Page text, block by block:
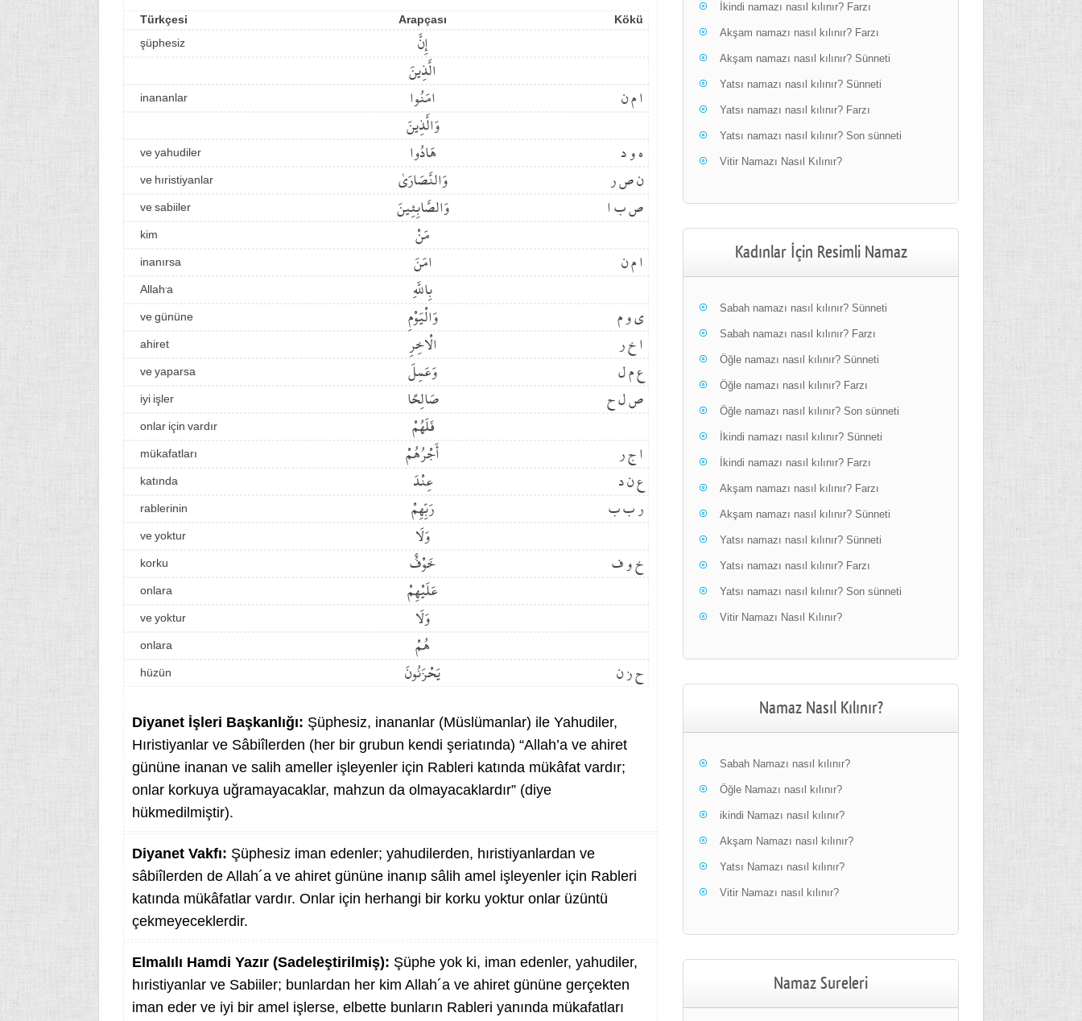
Türkçesi Kökü
Arapçası
şüphesiz
إِنَّ
الَّذِينَ
inananlar ا م ن
امَنُوا
وَالَّذِينَ
ve yahudiler ه و د هَادُوا
ve hıristiyanlar ن ص ر وَالنَّصَارَىٰ
ve sabiiler ص ب ا وَالصَّابِئِينَ
kim مَنْ
inanırsa ا م ن امَنَ
Allah’a بِاللَّهِ
ve gününe ي و م وَالْيَوْمِ
ahiret ا خ ر الْاخِرِ
ve yaparsa ع م ل وَعَمِلَ
iyi işler ص ل ح صَالِحًا
onlar için vardır فَلَهُمْ
mükafatları ا ج ر أَجْرُهُمْ
katında ع ن د عِنْدَ
rablerinin ر ب ب رَبِّهِمْ
ve yoktur وَلَا
korku خ و ف خَوْفٌ
onlara عَلَيْهِمْ
ve yoktur وَلَا
onlara هُمْ
hüzün ح ز ن يَحْزَنُونَ
Diyanet İşleri Başkanlığı: Şüphesiz, inananlar (Müslümanlar) ile Yahudiler,
Hıristiyanlar ve Sâbiîlerden (her bir grubun kendi şeriatında) “Allah’a ve ahiret
gününe inanan ve salih ameller işleyenler için Rableri katında mükâfat vardır;
onlar korkuya uğramayacaklar, mahzun da olmayacaklardır” (diye
hükmedilmiştir).
Diyanet Vakfı: Şüphesiz iman edenler; yahudilerden, hıristiyanlardan ve
sâbiîlerden de Allah´a ve ahiret gününe inanıp sâlih amel işleyenler için Rableri
katında mükâfatlar vardır. Onlar için herhangi bir korku yoktur onlar üzüntü
çekmeyeceklerdir.
Elmalılı Hamdi Yazır (Sadeleştirilmiş): Şüphe yok ki, iman edenler, yahudiler,
hıristiyanlar ve Sabiiler; bunlardan her kim Allah´a ve ahiret gününe gerçekten
iman eder ve iyi bir amel işlerse, elbette bunların Rableri yanında mükafatları
İkindi namazı nasıl kılınır? Farzı
Akşam namazı nasıl kılınır? Farzı
Akşam namazı nasıl kılınır? Sünneti
Yatsı namazı nasıl kılınır? Sünneti
Yatsı namazı nasıl kılınır? Farzı
Yatsı namazı nasıl kılınır? Son sünneti
Vitir Namazı Nasıl Kılınır?
Kadınlar İçin Resimli Namaz
Sabah namazı nasıl kılınır? Sünneti
Sabah namazı nasıl kılınır? Farzı
Öğle namazı nasıl kılınır? Sünneti
Öğle namazı nasıl kılınır? Farzı
Öğle namazı nasıl kılınır? Son sünneti
İkindi namazı nasıl kılınır? Sünneti
İkindi namazı nasıl kılınır? Farzı
Akşam namazı nasıl kılınır? Farzı
Akşam namazı nasıl kılınır? Sünneti
Yatsı namazı nasıl kılınır? Sünneti
Yatsı namazı nasıl kılınır? Farzı
Yatsı namazı nasıl kılınır? Son sünneti
Vitir Namazı Nasıl Kılınır?
Namaz Nasıl Kılınır?
Sabah Namazı nasıl kılınır?
Öğle Namazı nasıl kılınır?
ikindi Namazı nasıl kılınır?
Akşam Namazı nasıl kılınır?
Yatsı Namazı nasıl kılınır?
Vitir Namazı nasıl kılınır?
Namaz Sureleri